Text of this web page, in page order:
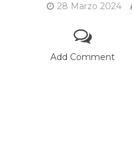
28 Marzo 2024
Add Comment